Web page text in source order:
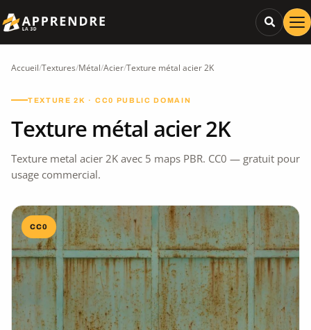
Accueil/Textures/Métal/Acier/Texture métal acier 2K
TEXTURE 2K · CC0 PUBLIC DOMAIN
Texture métal acier 2K
Texture metal acier 2K avec 5 maps PBR. CC0 — gratuit pour
usage commercial.
CC0